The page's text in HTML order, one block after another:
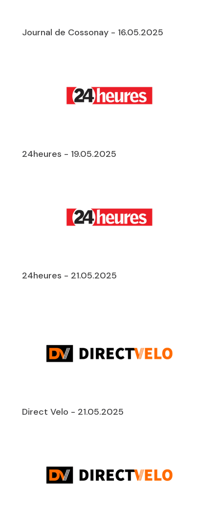
Journal de Cossonay - 16.05.2025
24heures - 19.05.2025
24heures - 21.05.2025
Direct Velo - 21.05.2025